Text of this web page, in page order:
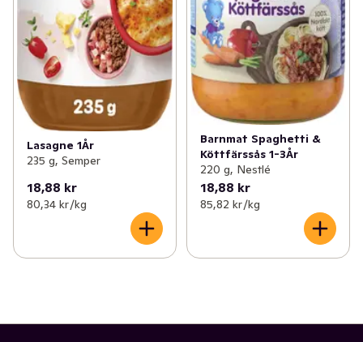
Lasagne 1År
235 g, Semper
18,88 kr
80,34 kr /kg
Barnmat Spaghetti &
Köttfärssås 1-3År
220 g, Nestlé
18,88 kr
85,82 kr /kg